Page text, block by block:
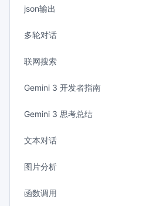
json输出
多轮对话
联网搜索
Gemini 3 开发者指南
Gemini 3 思考总结
文本对话
图片分析
函数调用